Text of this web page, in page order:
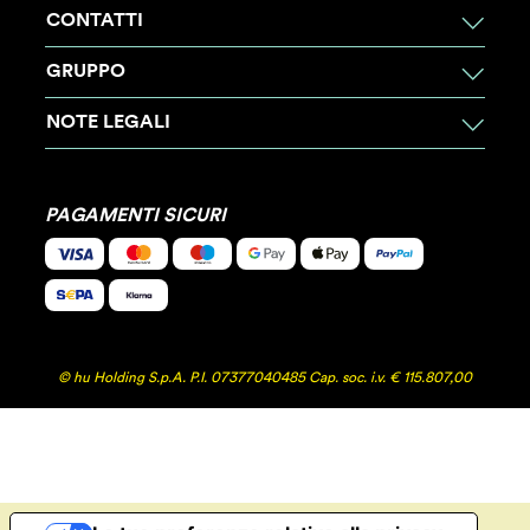
CONTATTI
GRUPPO
NOTE LEGALI
PAGAMENTI SICURI
© hu Holding S.p.A. P.I. 07377040485 Cap. soc. i.v. € 115.807,00